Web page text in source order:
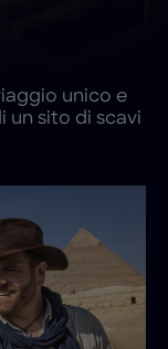
unico e
un sito di scavi